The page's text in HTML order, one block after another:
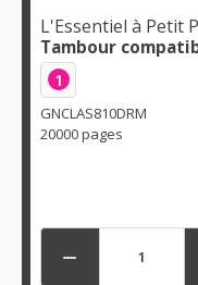
L'Essentiel à Petit
Tambour
1
GNCLAS810DRM
20000 pages
